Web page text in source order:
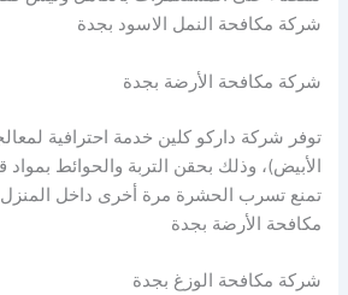
شركة مكافحة النمل الاسود بجدة
شركة مكافحة الأرضة بجدة
توفر شركة داركو كلين خدمة احترافية
الأبيض)، وذلك بحقن التربة والحوائط بمواد
تمنع تسرب الحشرة مرة أخرى داخل
مكافحة الأرضة بجدة
شركة مكافحة الوزغ بجدة